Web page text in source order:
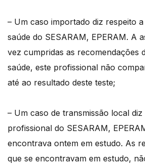
– Um caso importado diz respeito
saúde do SESARAM, EPERAM. A
vez cumpridas as recomendações
saúde, este profissional não
até ao resultado deste teste;
– Um caso de transmissão local
profissional do SESARAM,
encontrava ontem em estudo. As
que se encontravam em estudo,